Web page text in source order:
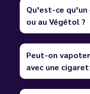
Qu’est-ce
ou au Végétol ?
Peut-on
avec une